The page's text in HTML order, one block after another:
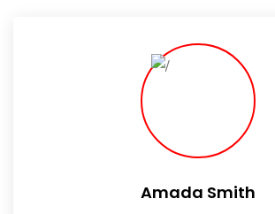
Amada Smith